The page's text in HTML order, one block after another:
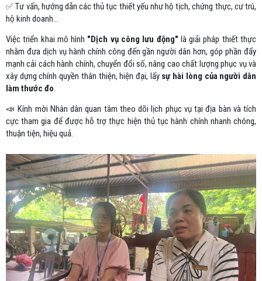
✅ Tư vấn, hướng dẫn các thủ tục thiết yếu như hộ tịch, chứng thực, cư trú,
hộ kinh doanh...
Việc triển khai mô hình "Dịch vụ công lưu động" là giải pháp thiết thực
nhằm đưa dịch vụ hành chính công đến gần người dân hơn, góp phần đẩy
mạnh cải cách hành chính, chuyển đổi số, nâng cao chất lượng phục vụ và
xây dựng chính quyền thân thiện, hiện đại, lấy sự hài lòng của người dân
làm thước đo.
📣 Kính mời Nhân dân quan tâm theo dõi lịch phục vụ tại địa bàn và tích
cực tham gia để được hỗ trợ thực hiện thủ tục hành chính nhanh chóng,
thuận tiện, hiệu quả.